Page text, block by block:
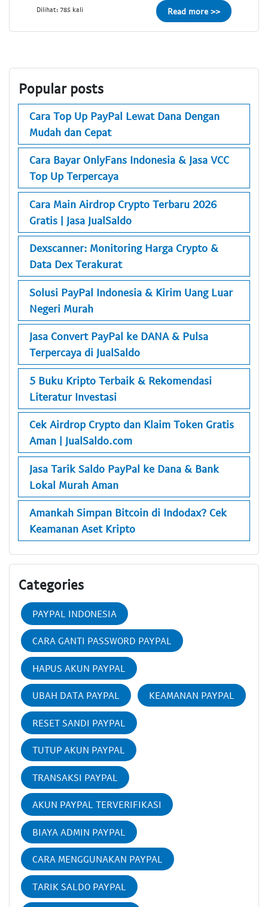
Dilihat: 785 kali Read more >>
Popular posts
Cara Top Up PayPal Lewat Dana Dengan
Mudah dan Cepat
Cara Bayar OnlyFans Indonesia & Jasa VCC
Top Up Terpercaya
Cara Main Airdrop Crypto Terbaru 2026
Gratis | Jasa JualSaldo
Dexscanner: Monitoring Harga Crypto &
Data Dex Terakurat
Solusi PayPal Indonesia & Kirim Uang Luar
Negeri Murah
Jasa Convert PayPal ke DANA & Pulsa
Terpercaya di JualSaldo
5 Buku Kripto Terbaik & Rekomendasi
Literatur Investasi
Cek Airdrop Crypto dan Klaim Token Gratis
Aman | JualSaldo.com
Jasa Tarik Saldo PayPal ke Dana & Bank
Lokal Murah Aman
Amankah Simpan Bitcoin di Indodax? Cek
Keamanan Aset Kripto
Categories
PAYPAL INDONESIA
CARA GANTI PASSWORD PAYPAL
HAPUS AKUN PAYPAL
UBAH DATA PAYPAL KEAMANAN PAYPAL
RESET SANDI PAYPAL
TUTUP AKUN PAYPAL
TRANSAKSI PAYPAL
AKUN PAYPAL TERVERIFIKASI
BIAYA ADMIN PAYPAL
CARA MENGGUNAKAN PAYPAL
TARIK SALDO PAYPAL